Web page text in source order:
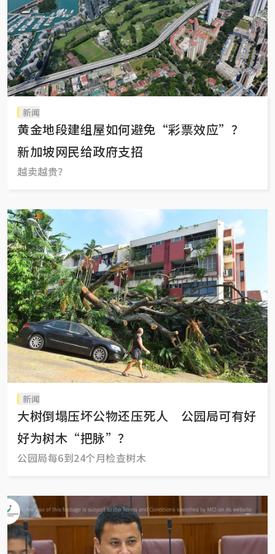
新闻
黄金地段建组屋如何避免“彩票效应”？
新加坡网民给政府支招
越卖越贵？
新闻
大树倒塌压坏公物还压死人 公园局可有好
好为树木“把脉”？
公园局每6到24个月检查树木